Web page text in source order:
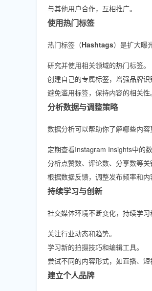
与其他用户合作，互相推广。
使用热门标签
热门标签（Hashtags）是扩大曝
研究并使用相关领域的热门标签。
创建自己的专属标签，增强品牌识
避免滥用标签，保持内容的相关性。
分析数据与调整策略
数据分析可以帮助你了解哪些内容
定期查看Instagram Insights中的数
分析点赞数、评论数、分享数等关
根据数据反馈，调整发布频率和内
持续学习与创新
社交媒体环境不断变化，持续学习
关注行业动态和趋势。
学习新的拍摄技巧和编辑工具。
尝试不同的内容形式，如直播、短
建立个人品牌